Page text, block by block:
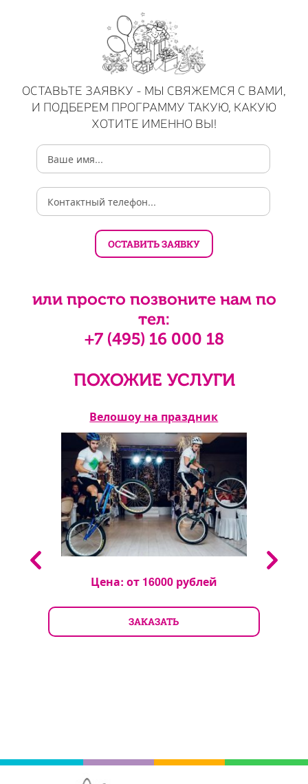
ОСТАВЬТЕ ЗАЯВКУ - МЫ СВЯЖЕМСЯ С ВАМИ,
И ПОДБЕРЕМ ПРОГРАММУ ТАКУЮ, КАКУЮ
ХОТИТЕ ИМЕННО ВЫ!
или просто позвоните нам по
тел:
+7 (495) 16 000 18
ПОХОЖИЕ УСЛУГИ
Велошоу на праздник
Цена: от 16000рублей
ЗАКАЗАТЬ